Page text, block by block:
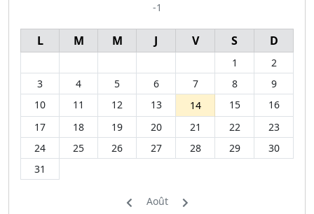
-1
L M M J V S D
1
2
3
4 5 6 7 8
9
10
11 12 13 14 15
16
17
18 19 20 21 22
23
24
25 26 27 28 29
30
31
Août